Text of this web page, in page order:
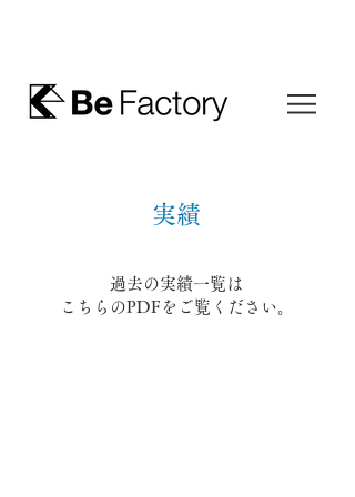
実績
過去の実績​一覧は
こちらのPDFをご覧ください。​